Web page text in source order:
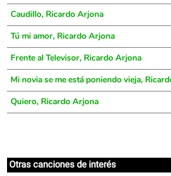
Caudillo, Ricardo Arjona
Tú mi amor, Ricardo Arjona
Frente al Televisor, Ricardo Arjona
Mi novia se me está poniendo vieja,
Quiero, Ricardo Arjona
Otras canciones de interés